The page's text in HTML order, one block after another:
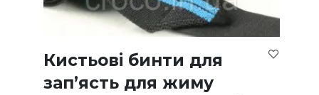
Кистьові бинти для
зап’ясть для жиму